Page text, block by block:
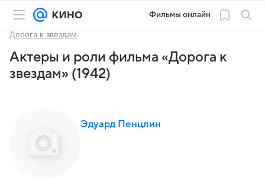
Фильмы онлайн
Дорога к звездам
Актеры и роли фильма «Дорога к
звездам» (1942)
Эдуард Пенцлин